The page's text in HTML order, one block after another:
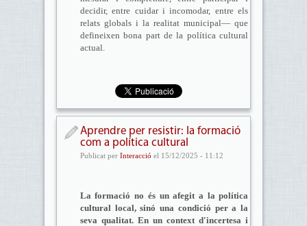
decidir, entre cuidar i incomodar, entre els
relats globals i la realitat municipal— que
defineixen bona part de la política cultural
actual.
Aprendre per resistir: la formació
com a política cultural
Publicat per Interacció el 15/12/2025 - 11:12
La formació no és un afegit a la política
cultural local, sinó una condició per a la
seva qualitat. En un context d'incertesa i